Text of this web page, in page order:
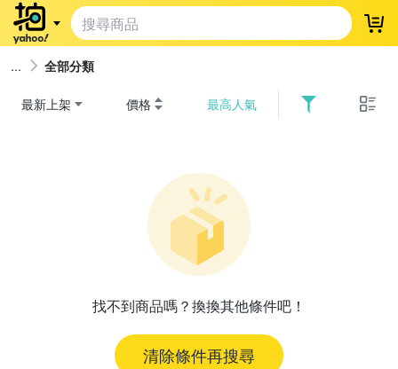
登
全部分類
最新上架 價格 最高人氣
找不到商品嗎？換換其他條件吧！
清除條件再搜尋